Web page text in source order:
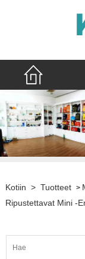
Kotiin > Tuotteet >
Ripustettavat Mini -